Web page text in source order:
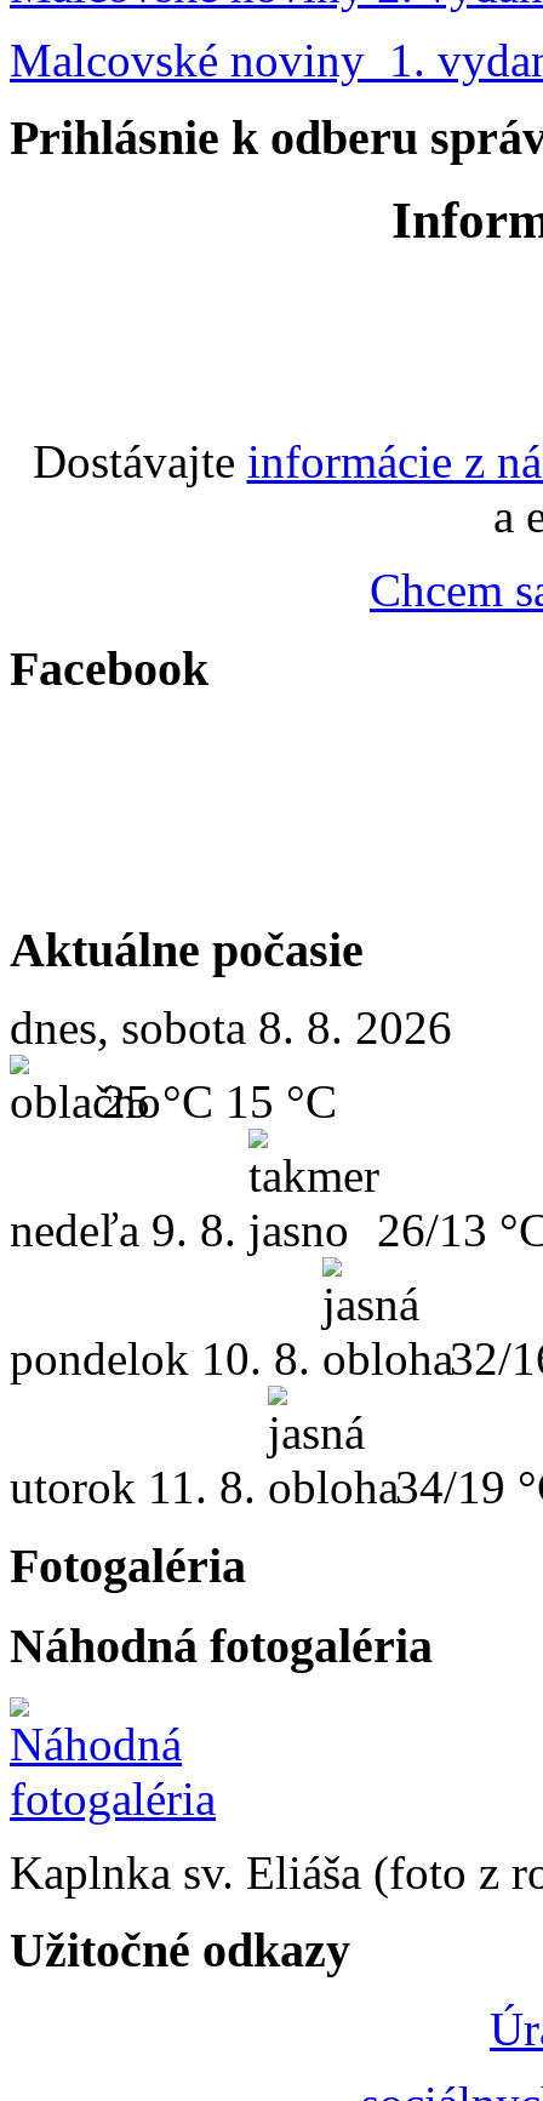
Malcovské noviny 1.
Prihlásnie k odberu
Dostávajte informácie z
a
Chcem
Facebook
Aktuálne počasie
dnes, sobota 8. 8. 2026
25 °C 15 °C
nedeľa 9. 8. 26/13
pondelok 10. 8. 32/
utorok 11. 8. 34/19
Fotogaléria
Náhodná fotogaléria
Kaplnka sv. Eliáša (foto z
Užitočné odkazy